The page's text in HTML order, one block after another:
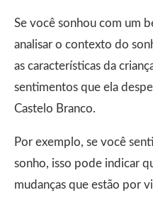
Se você sonhou com um
analisar o contexto do
as características da
sentimentos que ela
Castelo Branco.
Por exemplo, se você
sonho, isso pode indicar
mudanças que estão por